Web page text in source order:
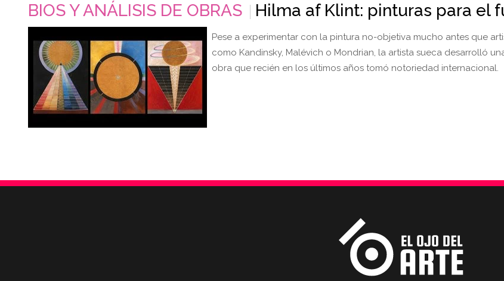
BIOS Y ANÁLISIS DE OBRAS Hilma af Klint: pinturas para el
Pese a experimentar con la pintura no-objetiva mucho antes que
como Kandinsky, Malévich o Mondrian, la artista sueca desarrolló
obra que recién en los últimos años tomó notoriedad internacional.